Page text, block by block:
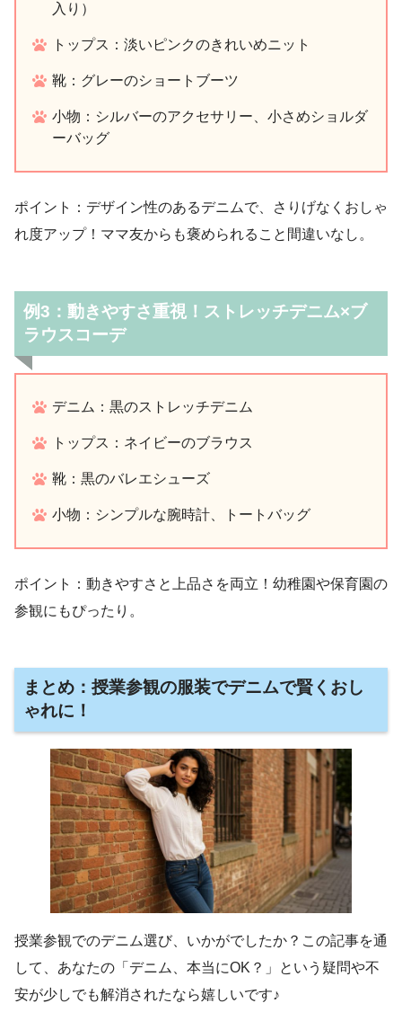
入り）
トップス：淡いピンクのきれいめニット
靴：グレーのショートブーツ
小物：シルバーのアクセサリー、小さめショルダ
ーバッグ
ポイント：デザイン性のあるデニムで、さりげなくおしゃ
れ度アップ！ママ友からも褒められること間違いなし。
例3：動きやすさ重視！ストレッチデニム×ブ
ラウスコーデ
デニム：黒のストレッチデニム
トップス：ネイビーのブラウス
靴：黒のバレエシューズ
小物：シンプルな腕時計、トートバッグ
ポイント：動きやすさと上品さを両立！幼稚園や保育園の
参観にもぴったり。
まとめ：授業参観の服装でデニムで賢くおし
ゃれに！
授業参観でのデニム選び、いかがでしたか？この記事を通
して、あなたの「デニム、本当にOK？」という疑問や不
安が少しでも解消されたなら嬉しいです♪